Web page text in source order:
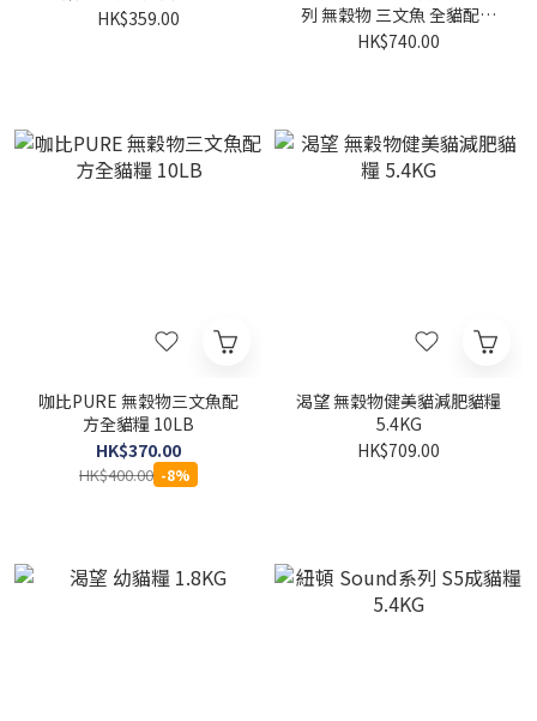
HK$359.00
列 無穀物 三文魚 全貓配方
16LB [Skin + Coat]
HK$740.00
咖比PURE 無穀物三文魚配
方全貓糧 10LB
HK$370.00
HK$400.00 -8%
渴望 無穀物健美貓減肥貓糧
5.4KG
HK$709.00